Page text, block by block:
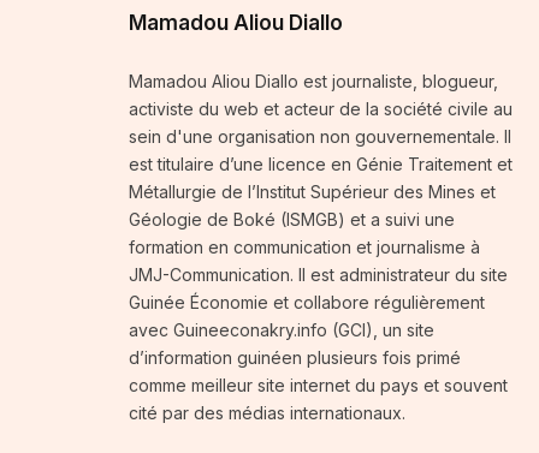
Mamadou Aliou Diallo
Mamadou Aliou Diallo est journaliste, blogueur,
activiste du web et acteur de la société civile au
sein d'une organisation non gouvernementale. Il
est titulaire d’une licence en Génie Traitement et
Métallurgie de l’Institut Supérieur des Mines et
Géologie de Boké (ISMGB) et a suivi une
formation en communication et journalisme à
JMJ-Communication. Il est administrateur du site
Guinée Économie et collabore régulièrement
avec Guineeconakry.info (GCI), un site
d’information guinéen plusieurs fois primé
comme meilleur site internet du pays et souvent
cité par des médias internationaux.